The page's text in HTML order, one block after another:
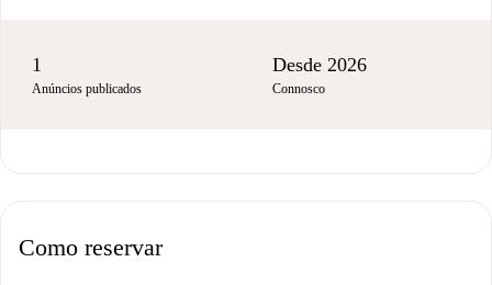
1
Anúncios publicados
Desde 2026
Connosco
Como reservar